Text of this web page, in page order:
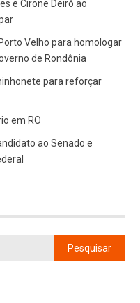
e Cirone Deiró ao
Velho para homologar
de Rondônia
para reforçar
em RO
ao Senado e